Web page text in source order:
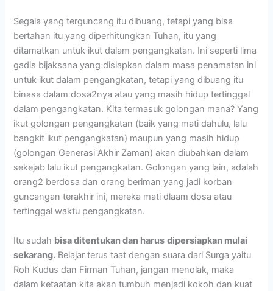
Segala yang terguncang itu dibuang, tetapi yang bisa
bertahan itu yang diperhitungkan Tuhan, itu yang
ditamatkan untuk ikut dalam pengangkatan. Ini seperti lima
gadis bijaksana yang disiapkan dalam masa penamatan ini
untuk ikut dalam pengangkatan, tetapi yang dibuang itu
binasa dalam dosa2nya atau yang masih hidup tertinggal
dalam pengangkatan. Kita termasuk golongan mana? Yang
ikut golongan pengangkatan (baik yang mati dahulu, lalu
bangkit ikut pengangkatan) maupun yang masih hidup
(golongan Generasi Akhir Zaman) akan diubahkan dalam
sekejab lalu ikut pengangkatan. Golongan yang lain, adalah
orang2 berdosa dan orang beriman yang jadi korban
guncangan terakhir ini, mereka mati dlaam dosa atau
tertinggal waktu pengangkatan.
Itu sudah bisa ditentukan dan harus dipersiapkan mulai
sekarang. Belajar terus taat dengan suara dari Surga yaitu
Roh Kudus dan Firman Tuhan, jangan menolak, maka
dalam ketaatan kita akan tumbuh menjadi kokoh dan kuat